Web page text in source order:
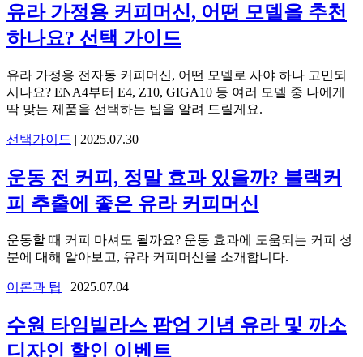
유라 가정용 커피머신, 어떤 모델을 추천
하나요? 선택 가이드
유라 가정용 전자동 커피머신, 어떤 모델로 사야 하나 고민되
시나요? ENA4부터 E4, Z10, GIGA10 등 여러 모델 중 나에게
딱 맞는 제품을 선택하는 팁을 알려 드릴게요.
선택가이드 | 2025.07.30
운동 전 커피, 정말 효과 있을까? 블랙커
피 추출에 좋은 유라 커피머신
운동할 때 커피 마셔도 될까요? 운동 효과에 도움되는 커피 성
분에 대해 알아보고, 유라 커피머신을 소개합니다.
이론과 팁 2025.07.04
수원 타임빌라스 팝업 기념 유라 및 까소
디자인 할인 이벤트